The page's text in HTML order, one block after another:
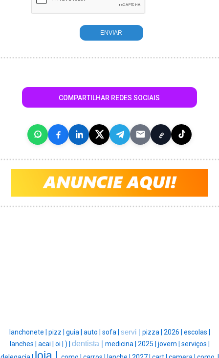
COMPARTILHAR REDES SOCIAIS
lanchonete | pizz | guia | auto | sofa | servi | pizza | 2026 | escolas |
lanches | acai | oi | ) | dentista | medicina | 2025 | jovem | serviços |